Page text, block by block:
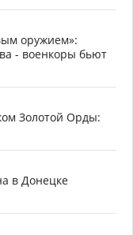
оружием»:
- военкоры бьют
Золотой Орды:
в Донецке